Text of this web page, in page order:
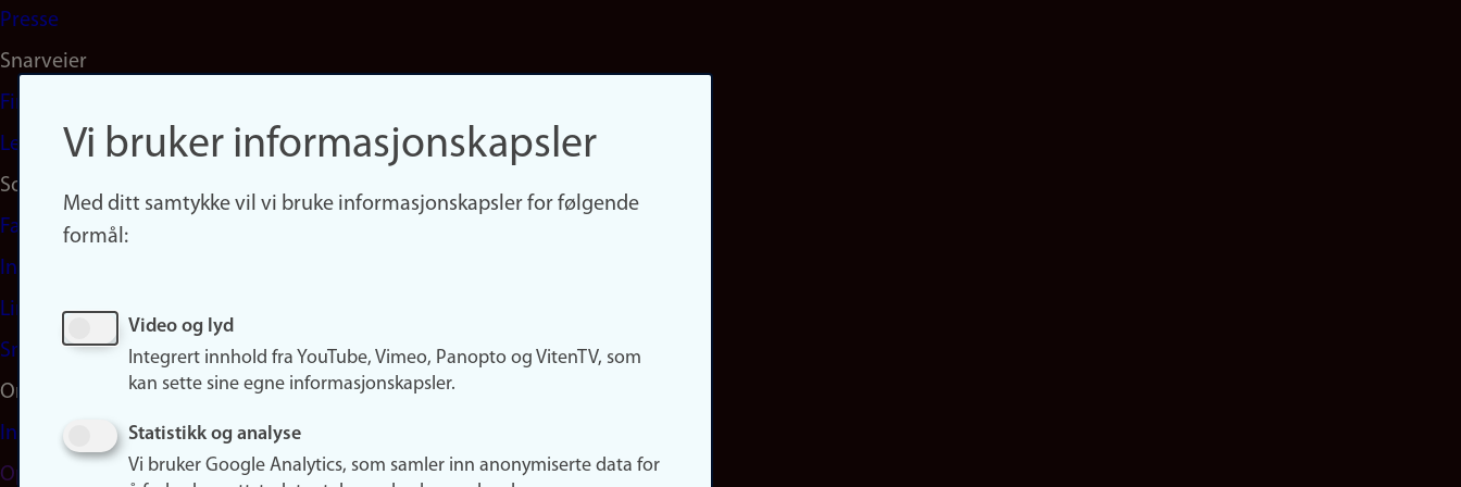
Presse
Snarveier
Finn studier
Ledige stillinger
Sosiale medier
Facebook
Instagram
LinkedIn
Snapchat
Om nettstedet
Informasjonskapsler
Oppdater samtykke
Vi bruker informasjonskapsler
Med ditt samtykke vil vi bruke informasjonskapsler for følgende
formål:
Video og lyd
Integrert innhold fra YouTube, Vimeo, Panopto og VitenTV, som
kan sette sine egne informasjonskapsler.
Statistikk og analyse
Vi bruker Google Analytics, som samler inn anonymiserte data for